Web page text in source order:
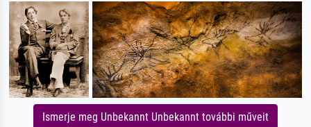
Ismerje meg Unbekannt Unbekannt további műveit